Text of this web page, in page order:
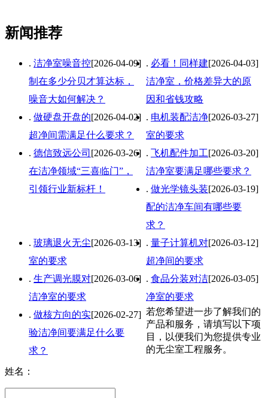
新闻推荐
[2026-04-09]
. 洁净室噪音控
制在多少分贝才算达标，
噪音大如何解决？
[2026-04-03]
. 必看！同样建
洁净室，价格差异大的原
因和省钱攻略
[2026-04-02]
. 做硬盘开盘的
超净间需满足什么要求？
[2026-03-27]
. 电机装配洁净
室的要求
[2026-03-26]
. 德信致远公司
在洁净领域“三喜临门”，
引领行业新标杆！
[2026-03-20]
. 飞机配件加工
洁净室要满足哪些要求？
[2026-03-19]
. 做光学镜头装
配的洁净车间有哪些要
求？
[2026-03-13]
. 玻璃退火无尘
室的要求
[2026-03-12]
. 量子计算机对
超净间的要求
[2026-03-06]
. 生产调光膜对
洁净室的要求
[2026-03-05]
. 食品分装对洁
净室的要求
[2026-02-27]
. 做核方向的实
验洁净间要满足什么要
求？
若您希望进一步了解我们的
产品和服务，请填写以下项
目，以便我们为您提供专业
的无尘室工程服务。
姓名：